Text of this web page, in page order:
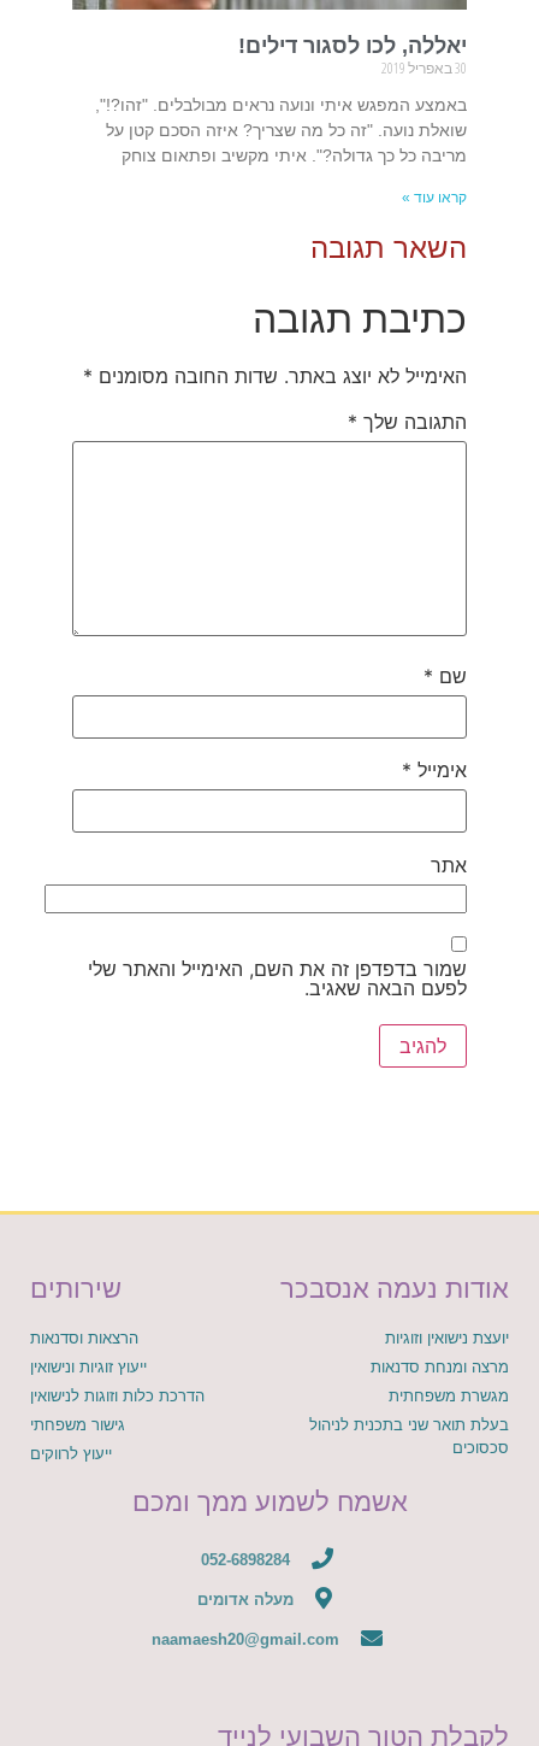
יאללה, לכו לסגור דילים!
30 באפריל 2019
באמצע המפגש איתי ונועה נראים מבולבלים. "זהו?!",
שואלת נועה. "זה כל מה שצריך? איזה הסכם קטן על
מריבה כל כך גדולה?". איתי מקשיב ופתאום צוחק
קראו עוד »
השאר תגובה
כתיבת תגובה
האימייל לא יוצג באתר. שדות החובה מסומנים *
התגובה שלך *
שם *
אימייל *
אתר
שמור בדפדפן זה את השם, האימייל והאתר שלי
לפעם הבאה שאגיב.
אודות נעמה אנסבכר
יועצת נישואין וזוגיות
מרצה ומנחת סדנאות
מגשרת משפחתית
בעלת תואר שני בתכנית לניהול
סכסוכים
שירותים
הרצאות וסדנאות
ייעוץ זוגיות ונישואין
הדרכת כלות וזוגות לנישואין
גישור משפחתי
ייעוץ לרווקים
אשמח לשמוע ממך ומכם
052-6898284
מעלה אדומים
naamaesh20@gmail.com
לקבלת הטור השבועי לנייד